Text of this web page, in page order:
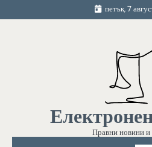
to
петък, 7
Правни новини и